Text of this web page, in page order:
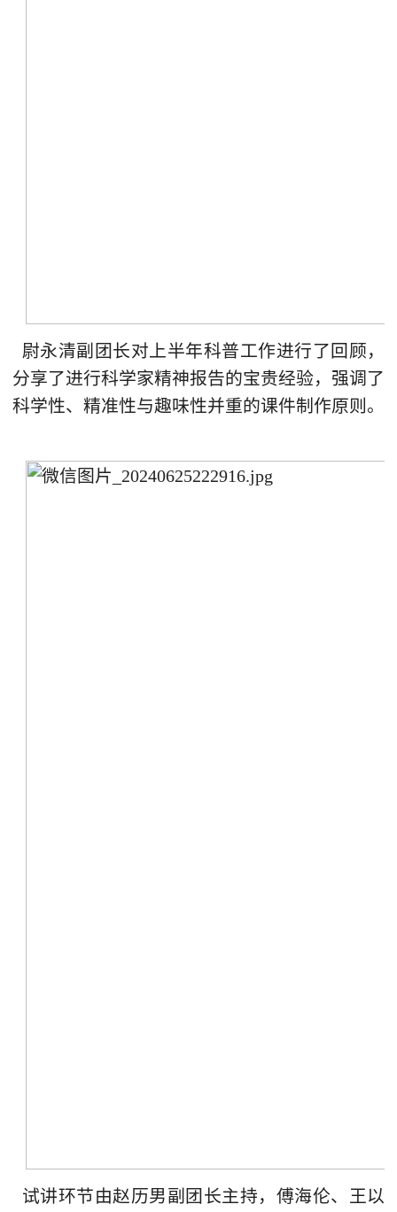
尉永清副团长对上半年科普工作进行了回顾，
分享了进行科学家精神报告的宝贵经验，强调了
科学性、精准性与趣味性并重的课件制作原则。
试讲环节由赵历男副团长主持，傅海伦、王以